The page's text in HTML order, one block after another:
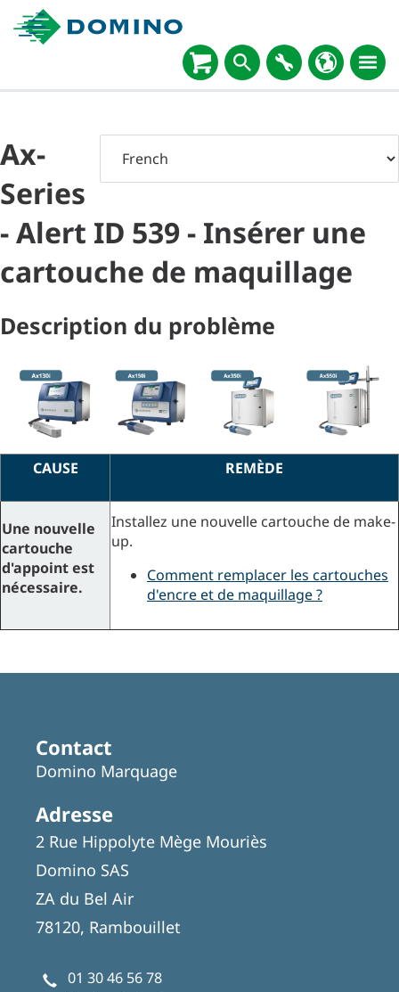
Ax-
Series
- Alert ID 539 - Insérer une
cartouche de maquillage
Description du problème
CAUSE REMÈDE
Une nouvelle
cartouche
d'appoint est
nécessaire.
Installez une nouvelle cartouche de make-
up.
Comment remplacer les cartouches
d'encre et de maquillage ?
Contact
Domino Marquage
Adresse
2 Rue Hippolyte Mège Mouriès
Domino SAS
ZA du Bel Air
78120, Rambouillet
01 30 46 56 78